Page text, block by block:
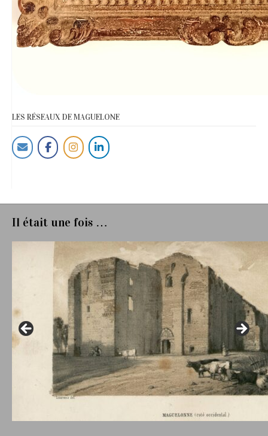
LES RÉSEAUX DE MAGUELONE
Il était une fois …